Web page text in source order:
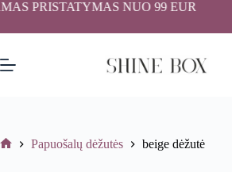
Skip
content
PRISTATYMAS NUO 99 EUR
Papuošalų dėžutės beige dėžutė